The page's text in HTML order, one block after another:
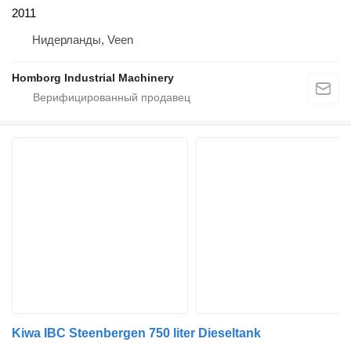
2011
Нидерланды, Veen
Homborg Industrial Machinery
Kiwa IBC Steenbergen 750 liter Dieseltank